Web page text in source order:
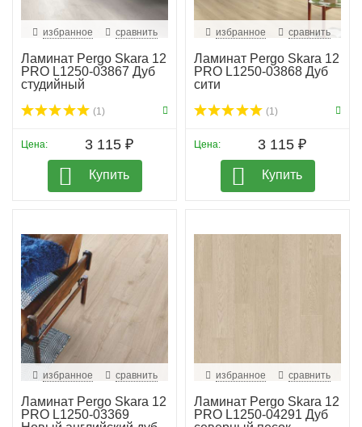
избранное сравнить
Ламинат Pergo Skara 12
PRO L1250-03867 Дуб
студийный
(1)
Цена: 3 115 ₽
Купить
избранное сравнить
Ламинат Pergo Skara 12
PRO L1250-03868 Дуб
сити
(1)
Цена: 3 115 ₽
Купить
избранное сравнить
Ламинат Pergo Skara 12
PRO L1250-03369
избранное сравнить
Ламинат Pergo Skara 12
PRO L1250-04291 Дуб